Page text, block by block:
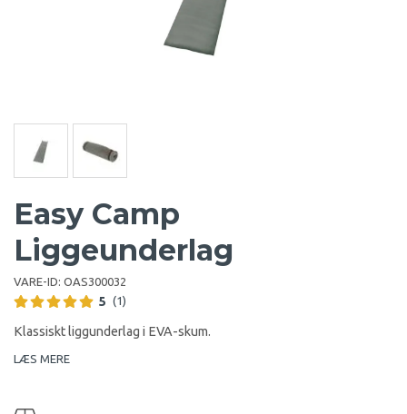
Easy Camp
Liggeunderlag
VARE-ID: OAS300032
5 (1)
Klassiskt liggunderlag i EVA-skum.
LÆS MERE